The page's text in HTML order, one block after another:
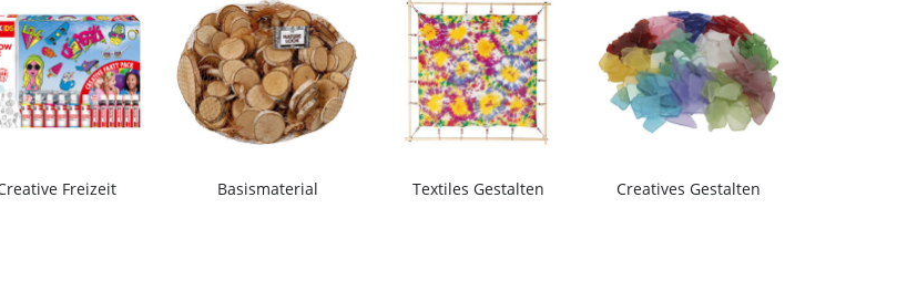
Freizeit Basismaterial Textiles Gestalten Creatives Gestalten